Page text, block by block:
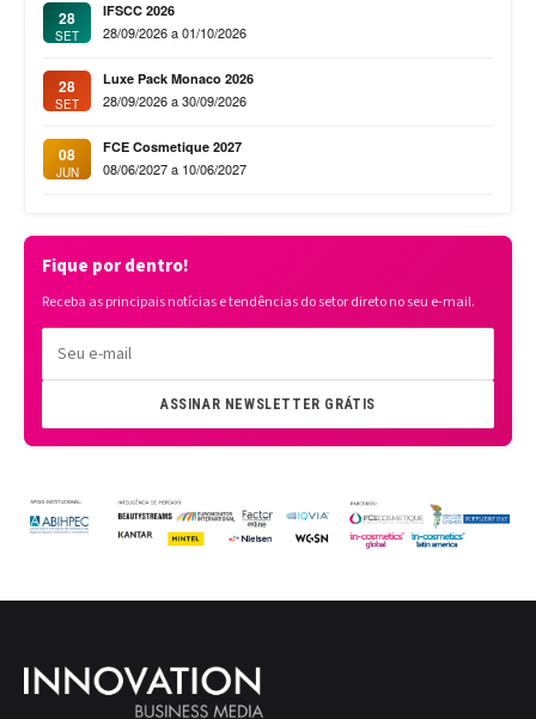
28
SET
IFSCC 2026
28/09/2026 a 01/10/2026
28
SET
Luxe Pack Monaco 2026
28/09/2026 a 30/09/2026
08
JUN
FCE Cosmetique 2027
08/06/2027 a 10/06/2027
Fique por dentro!
Receba as principais notícias e tendências do setor direto no seu e-mail.
ASSINAR NEWSLETTER GRÁTIS